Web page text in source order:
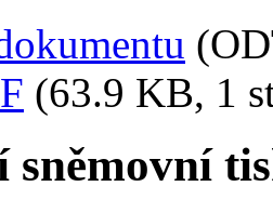
(63.9 KB, 1
sněmovní